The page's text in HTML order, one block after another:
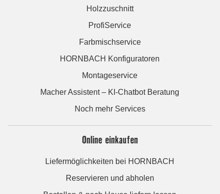
Holzzuschnitt
ProfiService
Farbmischservice
HORNBACH Konfiguratoren
Montageservice
Macher Assistent – KI-Chatbot Beratung
Noch mehr Services
Online einkaufen
Liefermöglichkeiten bei HORNBACH
Reservieren und abholen